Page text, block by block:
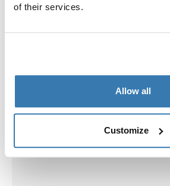
of their services.
Allow all
Customize
Choisissez une coque